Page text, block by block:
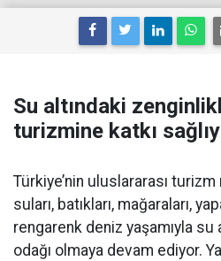
Su altındaki
turizmine katkı
Türkiye’nin uluslararası
suları, batıkları, mağaraları,
rengarenk deniz yaşamıyla su
odağı olmaya devam ediyor.